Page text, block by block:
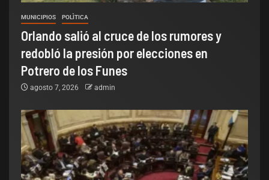
MUNICIPIOS POLÌTICA
Orlando salió al cruce de los rumores y
redobló la presión por elecciones en
Potrero de los Funes
agosto 7, 2026 admin